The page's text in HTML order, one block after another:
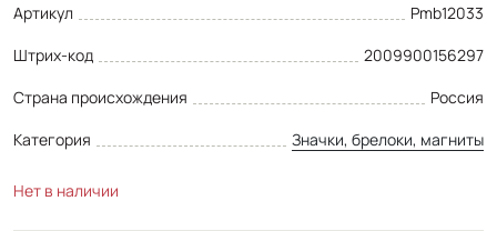
Артикул
Pmb12033
Штрих-код
2009900156297
Страна происхождения
Россия
Категория
Значки, брелоки, магниты
Нет в наличии